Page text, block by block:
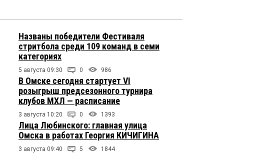
Названы победители Фестиваля
стритбола среди 109 команд в семи
категориях
5 августа 09:30 0 986
В Омске сегодня стартует VI
розыгрыш предсезонного турнира
клубов МХЛ — расписание
3 августа 10:20 0 1393
Лица Любинского: главная улица
Омска в работах Георгия КИЧИГИНА
3 августа 09:40 5 1844